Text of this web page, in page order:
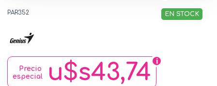
PAR352 EN STOCK
u$s43,74
Precio
especial